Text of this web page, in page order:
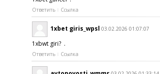
Ответить Ссылка
1xbet giris_wpsl 03.02.2026 01:07:07
1xbwt giri? .
Ответить Ссылка